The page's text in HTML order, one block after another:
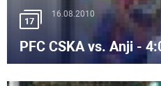
17
16.08.2010
PFC CSKA vs. Anji -